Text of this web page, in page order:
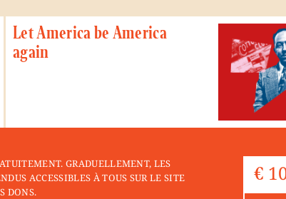
Let America be America
again
GRADUELLEMENT, LES
ACCESSIBLES À TOUS SUR LE SITE
DONS.